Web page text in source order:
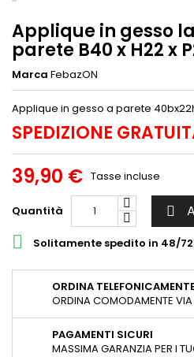
Applique in gesso
parete B40 x H22 x
Marca FebazON
Applique in gesso a parete
SPEDIZIONE
39,90 € Tasse incluse
Quantità 
 Solitamente spedito in 48/
ORDINA
ORDINA COMODAMENTE VIA
PAGAMENTI SICURI
MASSIMA GARANZIA PER I